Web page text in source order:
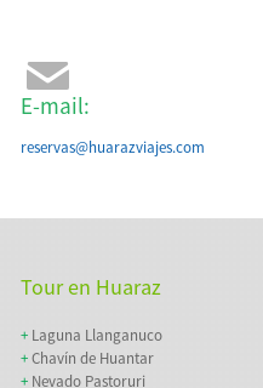
E-mail:
reservas@huarazviajes.com
Tour en Huaraz
+ Laguna Llanganuco
+Chavín de Huantar
+ Nevado Pastoruri